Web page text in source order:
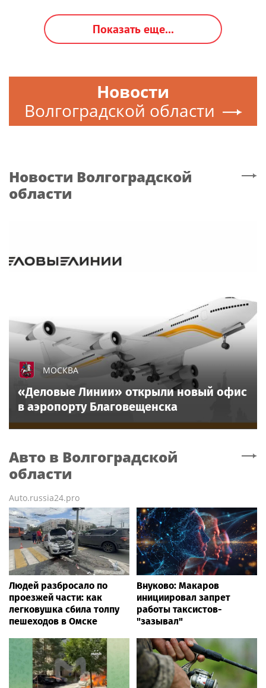
Показать еще...
Новости
Волгоградской области
Новости Волгоградской
области
МОСКВА
«Деловые Линии» открыли новый офис
в аэропорту Благовещенска
Авто в Волгоградской
области
Auto.russia24.pro
Людей разбросало по
проезжей части: как
легковушка сбила толпу
пешеходов в Омске
Внуково: Макаров
инициировал запрет
работы таксистов-
"зазывал"